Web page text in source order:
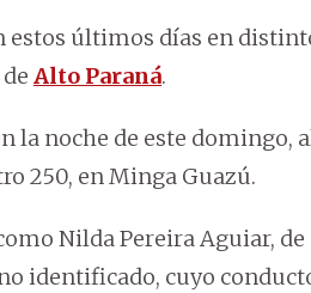
estos últimos días en
Alto Paraná.
la noche de este domingo,
250, en Minga Guazú.
Nilda Pereira Aguiar,
identificado, cuyo